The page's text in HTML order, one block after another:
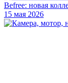
Befree: новая
15 мая 2026